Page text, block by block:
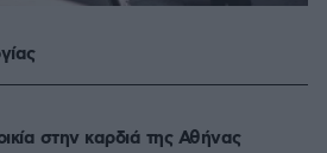
στην καρδιά της Αθήνας